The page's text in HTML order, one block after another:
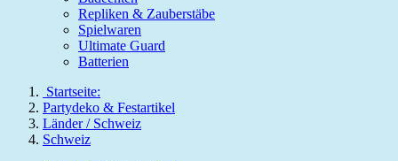
Repliken & Zauberstäbe
Spielwaren
Ultimate Guard
Batterien
Startseite:
Partydeko & Festartikel
Länder / Schweiz
Schweiz